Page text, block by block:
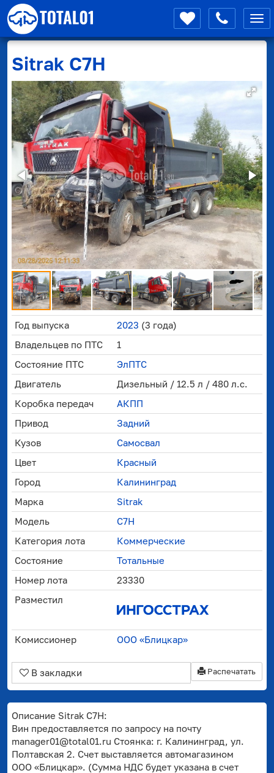
Sitrak C7H
Год выпуска 2023 (3 года)
Владельцев по ПТС
1
Состояние ПТС
ЭлПТС
Двигатель
Дизельный / 12.5 л / 480 л.с.
Коробка передач
АКПП
Привод
Задний
Кузов
Самосвал
Цвет
Красный
Город
Калининград
Марка
Sitrak
Модель
C7H
Категория лота
Коммерческие
Состояние
Тотальные
Номер лота
23330
Разместил
Комиссионер ООО «Блицкар»
Распечатать
В закладки
Описание Sitrak C7H:
Вин предоставляется по запросу на почту
manager01@total01.ru Стоянка: г. Калининград, ул.
Полтавская 2. Счет выставляется автомагазином
ООО «Блицкар». (Сумма НДС будет указана в счет